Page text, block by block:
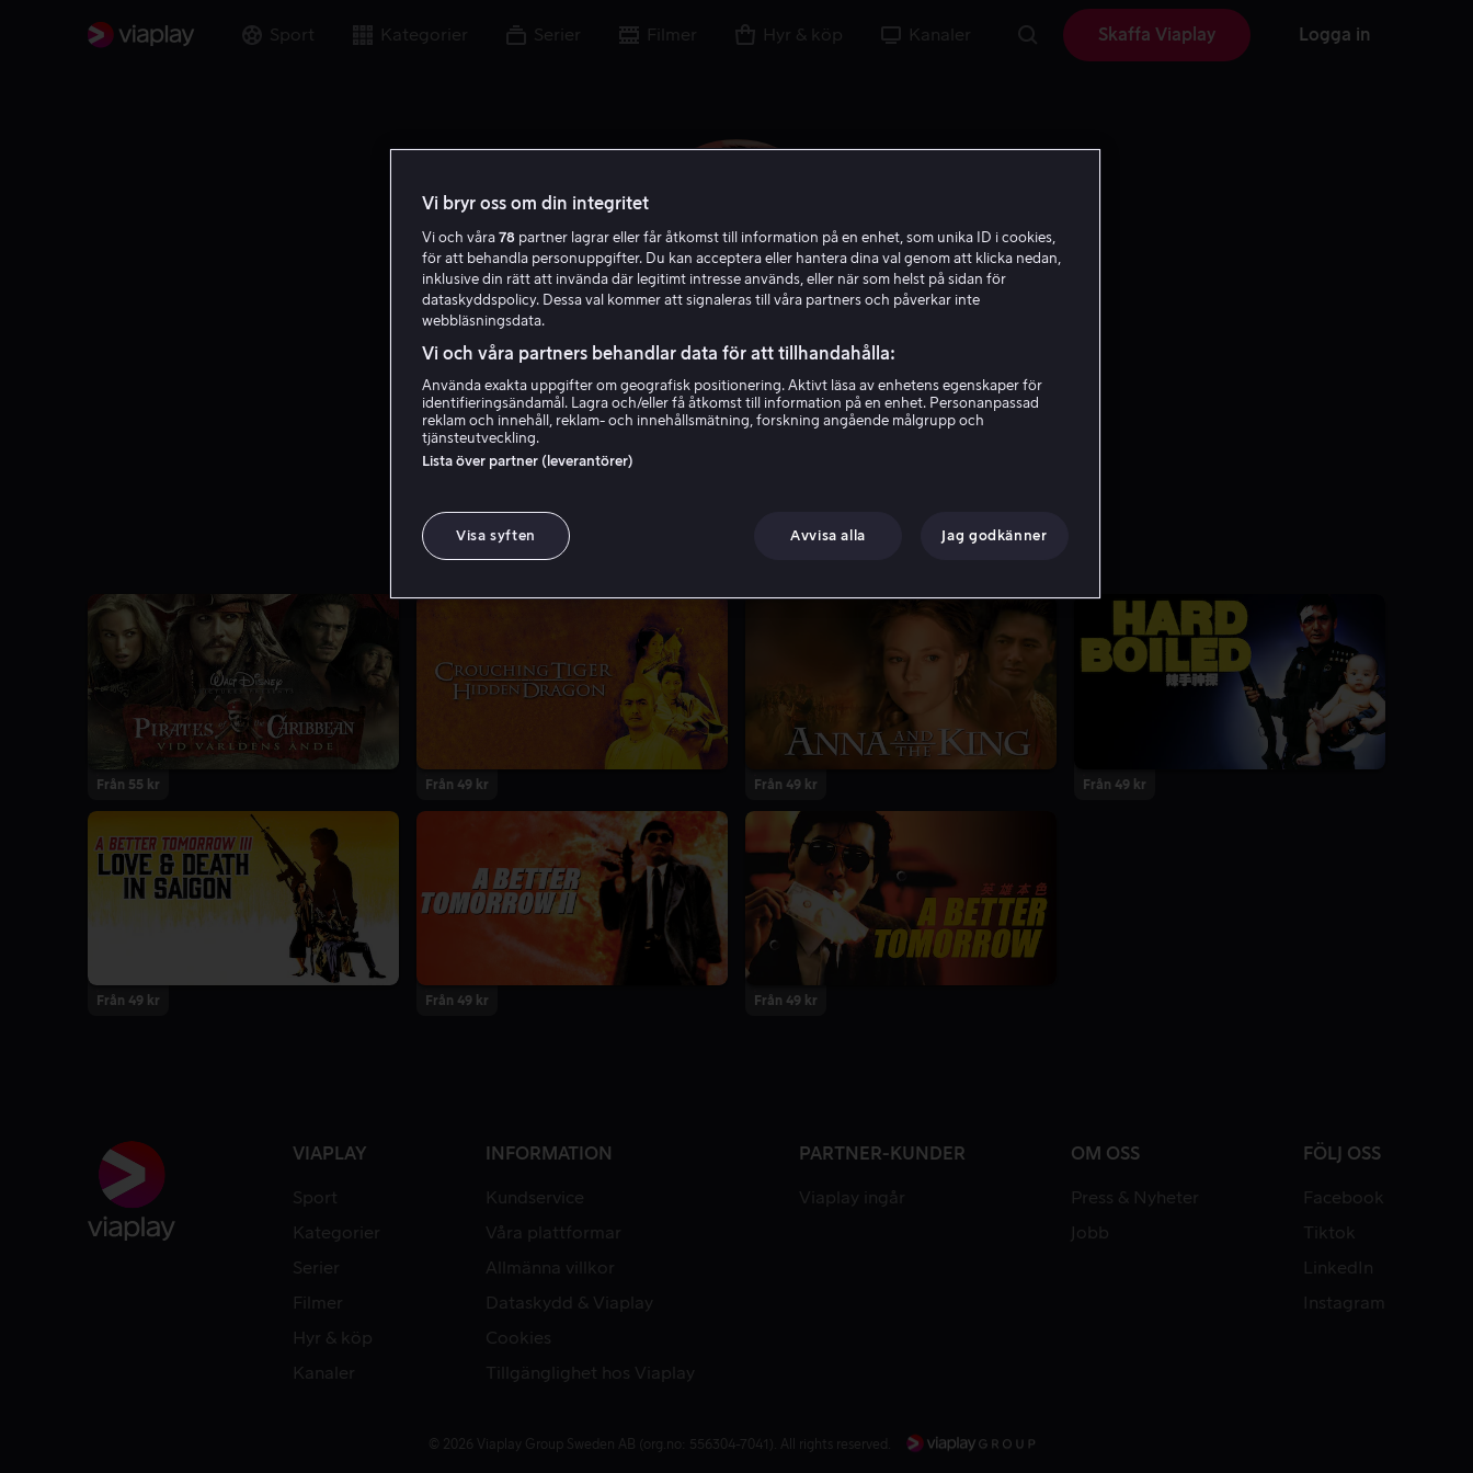
Sport Kategorier Serier Filmer Hyr & köp Kanaler Skaffa Viaplay Logga in
Chow Yun-Fat
Från 55 kr Från 49 kr Från 49 kr Från 49 kr
Från 49 kr Från 49 kr Från 49 kr
VIAPLAY
Sport
Kategorier
Serier
Filmer
Hyr & köp
Kanaler
INFORMATION
Kundservice
Våra plattformar
Allmänna villkor
Dataskydd & Viaplay
Cookies
Tillgänglighet hos Viaplay
PARTNER-KUNDER
Viaplay ingår
OM OSS
Press & Nyheter
Jobb
FÖLJ OSS
Facebook
Tiktok
LinkedIn
Instagram
© 2026 Viaplay Group Sweden AB (org.no: 556304-7041). All rights reserved.
Vi bryr oss om din integritet
Vi och våra 78 partner lagrar eller får åtkomst till information på en enhet, som unika ID i cookies,
för att behandla personuppgifter. Du kan acceptera eller hantera dina val genom att klicka nedan,
inklusive din rätt att invända där legitimt intresse används, eller när som helst på sidan för
dataskyddspolicy. Dessa val kommer att signaleras till våra partners och påverkar inte
webbläsningsdata.
Vi och våra partners behandlar data för att tillhandahålla:
Använda exakta uppgifter om geografisk positionering. Aktivt läsa av enhetens egenskaper för
identifieringsändamål. Lagra och/eller få åtkomst till information på en enhet. Personanpassad
reklam och innehåll, reklam- och innehållsmätning, forskning angående målgrupp och
tjänsteutveckling.
Lista över partner (leverantörer)
Visa syften Avvisa alla Jag godkänner